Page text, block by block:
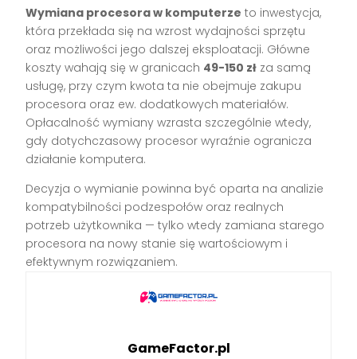
Wymiana procesora w komputerze to inwestycja,
która przekłada się na wzrost wydajności sprzętu
oraz możliwości jego dalszej eksploatacji. Główne
koszty wahają się w granicach 49-150 zł za samą
usługę, przy czym kwota ta nie obejmuje zakupu
procesora oraz ew. dodatkowych materiałów.
Opłacalność wymiany wzrasta szczególnie wtedy,
gdy dotychczasowy procesor wyraźnie ogranicza
działanie komputera.
Decyzja o wymianie powinna być oparta na analizie
kompatybilności podzespołów oraz realnych
potrzeb użytkownika — tylko wtedy zamiana starego
procesora na nowy stanie się wartościowym i
efektywnym rozwiązaniem.
GameFactor.pl